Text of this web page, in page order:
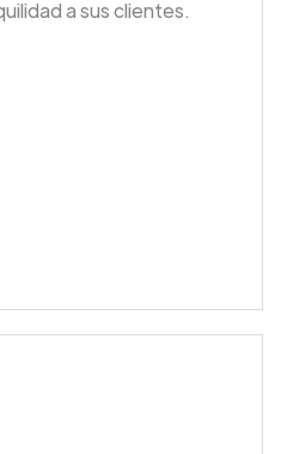
a sus clientes.